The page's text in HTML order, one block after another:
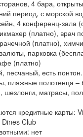
4 бара,
период, с морской
4 конференц-зала
(платно), врач
(платно),
парковка
(платно)
песчаный, есть
пляжные полотенца –
шезлонги, матрасы,
кредитные карты:
Club
нет